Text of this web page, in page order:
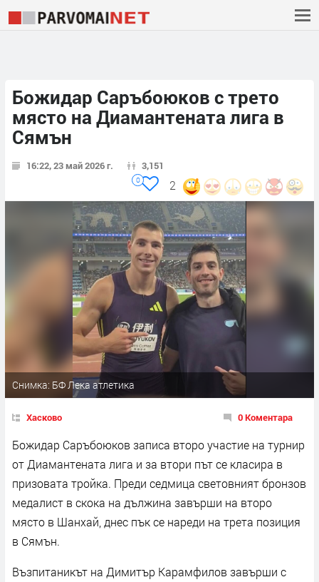
Божидар Саръбоюков с трето
място на Диамантената лига в
Сямън
16:22, 23 май 2026 г. 3,151
2
0
Снимка: БФ Лека атлетика
Хасково 0 Коментара
Божидар Саръбоюков записа второ участие на турнир
от Диамантената лига и за втори път се класира в
призовата тройка. Преди седмица световният бронзов
медалист в скока на дължина завърши на второ
място в Шанхай, днес пък се нареди на трета позиция
в Сямън.
Възпитаникът на Димитър Карамфилов завърши с